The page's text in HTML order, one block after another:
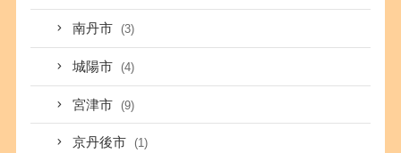
南丹市 (3)
城陽市 (4)
宮津市 (9)
京丹後市 (1)